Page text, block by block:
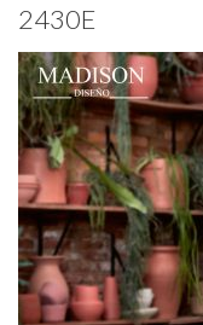
2430E